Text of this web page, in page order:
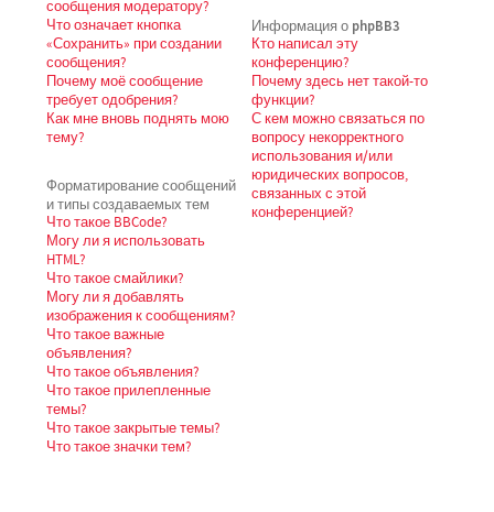
сообщения модератору?
Что означает кнопка
«Сохранить» при создании
сообщения?
Почему моё сообщение
требует одобрения?
Как мне вновь поднять мою
тему?
Форматирование сообщений
и типы создаваемых тем
Что такое BBCode?
Могу ли я использовать
HTML?
Что такое смайлики?
Могу ли я добавлять
изображения к сообщениям?
Что такое важные
объявления?
Что такое объявления?
Что такое прилепленные
темы?
Что такое закрытые темы?
Что такое значки тем?
Информация о phpBB3
Кто написал эту
конференцию?
Почему здесь нет такой-то
функции?
С кем можно связаться по
вопросу некорректного
использования и/или
юридических вопросов,
связанных с этой
конференцией?